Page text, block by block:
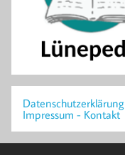
Datenschutzerklärung
Impressum - Kontakt